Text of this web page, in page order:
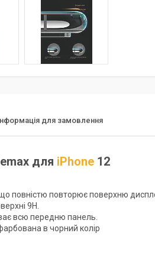
для замовлення
для iPhone 12
повністю повторює поверхню
9Н.
всю передню панель.
в чорний колір